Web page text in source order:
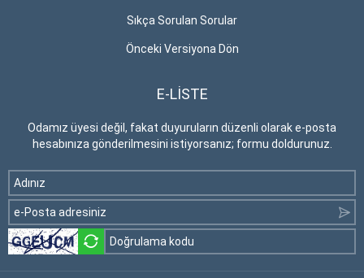
Sıkça Sorulan Sorular
Önceki Versiyona Dön
E-LİSTE
Odamız üyesi değil, fakat duyuruların düzenli olarak e-posta
hesabınıza gönderilmesini istiyorsanız; formu doldurunuz.